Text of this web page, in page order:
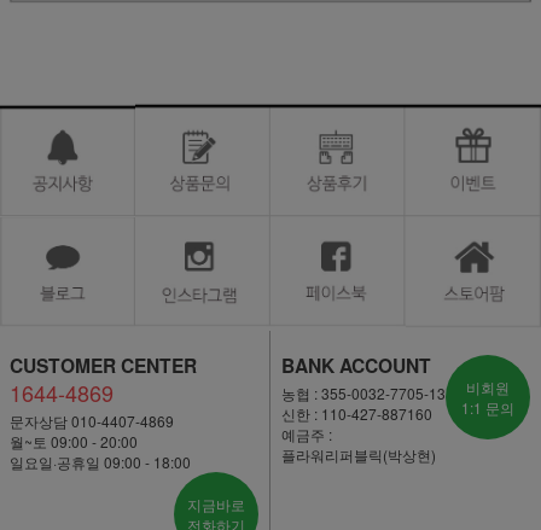
CUSTOMER CENTER
1644-4869
문자상담 010-4407-4869
월~토 09:00 - 20:00
일요일·공휴일 09:00 - 18:00
지금바로
전화하기
BANK ACCOUNT
농협 : 355-0032-7705-13
신한 : 110-427-887160
예금주 :
플라워리퍼블릭(박상현)
비회원
1:1 문의